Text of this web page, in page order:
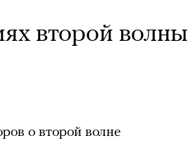
второй волны
о второй волне